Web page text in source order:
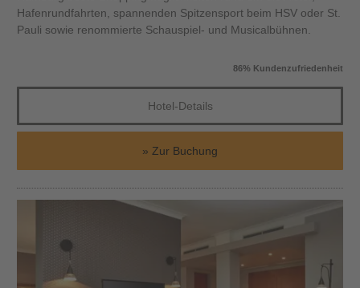
Hafenrundfahrten, spannenden Spitzensport beim HSV oder St.
Pauli sowie renommierte Schauspiel- und Musicalbühnen.
86% Kundenzufriedenheit
Hotel-Details
Zur Buchung